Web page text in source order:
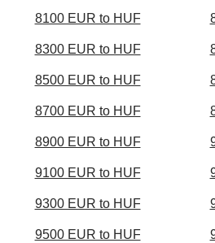
8100 EUR to HUF
8300 EUR to HUF
8500 EUR to HUF
8700 EUR to HUF
8900 EUR to HUF
9100 EUR to HUF
9300 EUR to HUF
9500 EUR to HUF